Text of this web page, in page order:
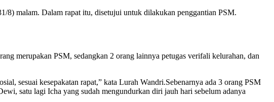
8) malam. Dalam rapat itu, disetujui untuk dilakukan penggantian PSM.
merupakan PSM, sedangkan 2 orang lainnya petugas verifali kelurahan, dan
sesuai kesepakatan rapat,” kata Lurah Wandri.Sebenarnya ada 3 orang PSM
satu lagi Icha yang sudah mengundurkan diri jauh hari sebelum adanya